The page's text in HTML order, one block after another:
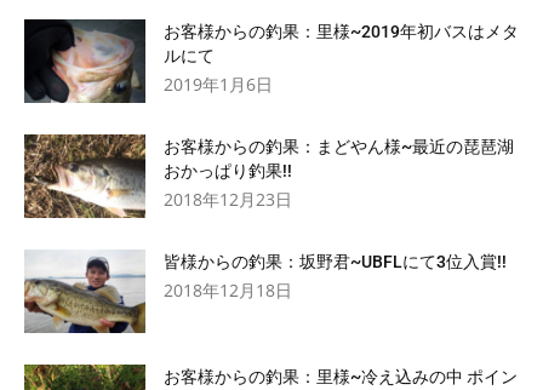
お客様からの釣果：里様~2019年初バスはメタ
ルにて
2019年1月6日
お客様からの釣果：まどやん様~最近の琵琶湖
おかっぱり釣果!!
2018年12月23日
皆様からの釣果：坂野君~UBFLにて3位入賞!!
2018年12月18日
お客様からの釣果：里様~冷え込みの中 ポイン